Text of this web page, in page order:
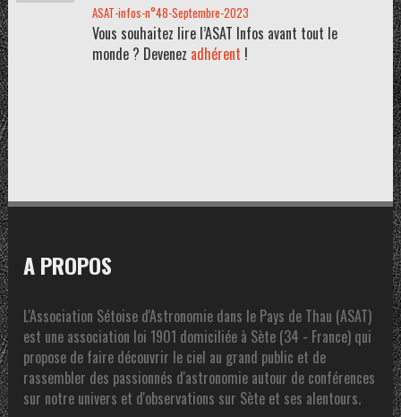
ASAT-infos-n°48-Septembre-2023
Vous souhaitez lire l’ASAT Infos avant tout le
monde ? Devenez adhérent !
A PROPOS
L'Association Sétoise d'Astronomie dans le Pays de Thau (ASAT)
est une association loi 1901 domiciliée à Sète (34 - France) qui
propose de faire découvrir le ciel au grand public et de
rassembler des passionnés d'astronomie autour de conférences
sur notre univers et d'observations sur Sète et ses alentours.